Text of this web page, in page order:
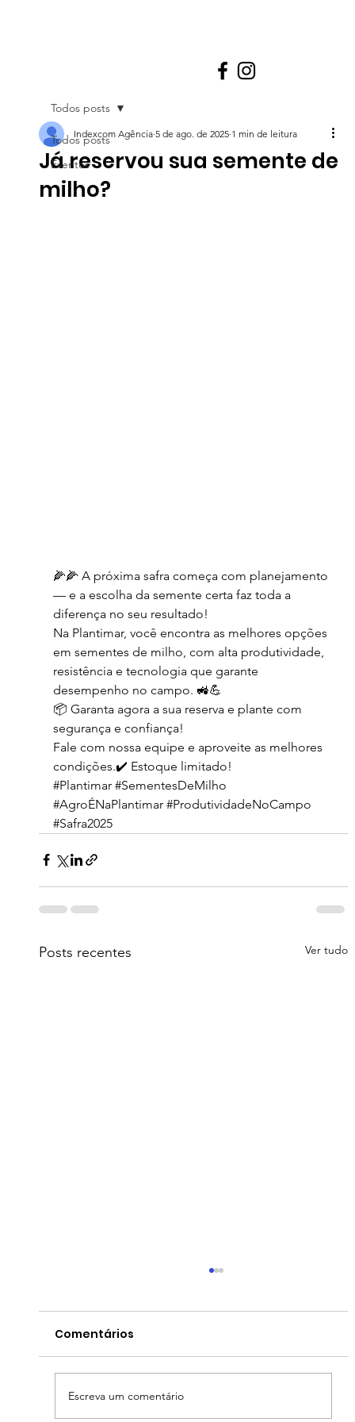
Todos posts
Eventos
Todos posts
Já reservou sua semente de
milho?
Indexcom Agência 5 de ago. de 2025 1 min de leitura
🌽🌽 A próxima safra começa com planejamento
— e a escolha da semente certa faz toda a
diferença no seu resultado!
Na Plantimar, você encontra as melhores opções
em sementes de milho, com alta produtividade,
resistência e tecnologia que garante
desempenho no campo. 🚜💪
📦 Garanta agora a sua reserva e plante com
segurança e confiança!
Fale com nossa equipe e aproveite as melhores
condições.✔️ Estoque limitado!
#Plantimar #SementesDeMilho
#AgroÉNaPlantimar #ProdutividadeNoCampo
#Safra2025
Posts recentes Ver tudo
Comentários
Escreva um comentário